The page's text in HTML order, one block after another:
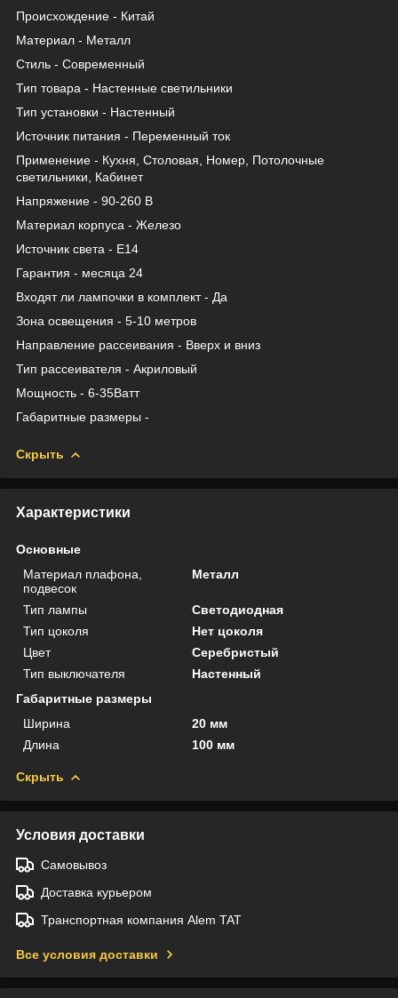
Происхождение - Китай
Материал - Металл
Стиль - Современный
Тип товара - Настенные светильники
Тип установки - Настенный
Источник питания - Переменный ток
Применение - Кухня, Столовая, Номер, Потолочные
светильники, Кабинет
Напряжение - 90-260 В
Материал корпуса - Железо
Источник света - Е14
Гарантия - месяца 24
Входят ли лампочки в комплект - Да
Зона освещения - 5-10 метров
Направление рассеивания - Вверх и вниз
Тип рассеивателя - Акриловый
Мощность - 6-35Ватт
Габаритные размеры -
Скрыть
Характеристики
Основные
Материал плафона,
подвесок
Металл
Тип лампы
Светодиодная
Тип цоколя
Нет цоколя
Цвет
Серебристый
Тип выключателя
Настенный
Габаритные размеры
Ширина
20 мм
Длина
100 мм
Скрыть
Условия доставки
Самовывоз
Доставка курьером
Транспортная компания Alem TAT
Все условия доставки